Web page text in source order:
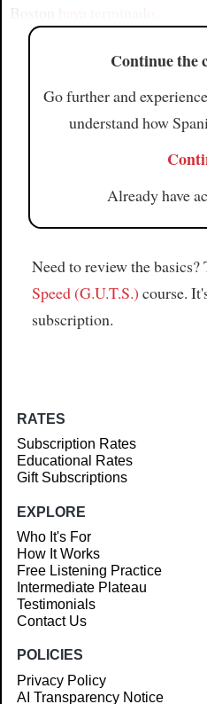
Continue the
Go further and
understand how
Already have
Need to review the basics?
Speed (G.U.T.S.) course.
subscription.
RATES
Subscription Rates
Educational Rates
Gift Subscriptions
EXPLORE
Who It's For
How It Works
Free Listening Practice
Intermediate Plateau
Testimonials
Contact Us
POLICIES
Privacy Policy
AI Transparency Notice